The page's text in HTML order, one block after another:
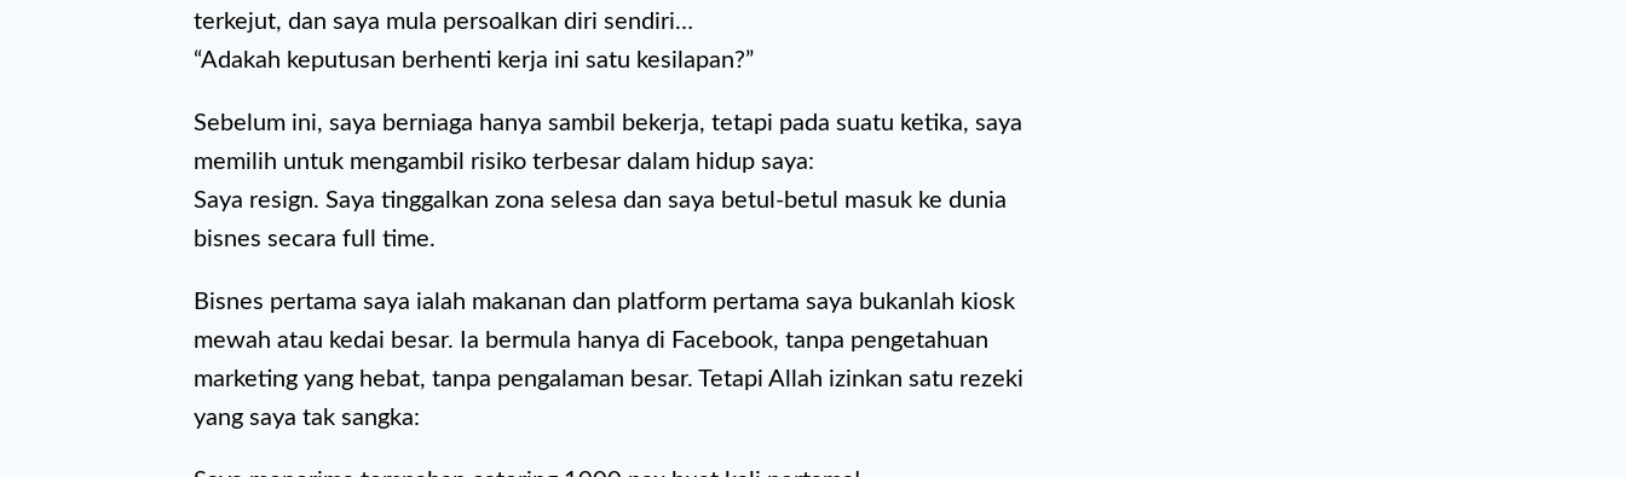
terkejut, dan saya mula persoalkan diri sendiri…
“Adakah keputusan berhenti kerja ini satu kesilapan?”
Sebelum ini, saya berniaga hanya sambil bekerja, tetapi pada suatu ketika, saya
memilih untuk mengambil risiko terbesar dalam hidup saya:
Saya resign. Saya tinggalkan zona selesa dan saya betul-betul masuk ke dunia
bisnes secara full time.
Bisnes pertama saya ialah makanan dan platform pertama saya bukanlah kiosk
mewah atau kedai besar. Ia bermula hanya di Facebook, tanpa pengetahuan
marketing yang hebat, tanpa pengalaman besar. Tetapi Allah izinkan satu rezeki
yang saya tak sangka: